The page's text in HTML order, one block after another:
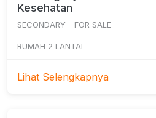
Kesehatan
SECONDARY - FOR SALE
RUMAH 2 LANTAI
Lihat Selengkapnya